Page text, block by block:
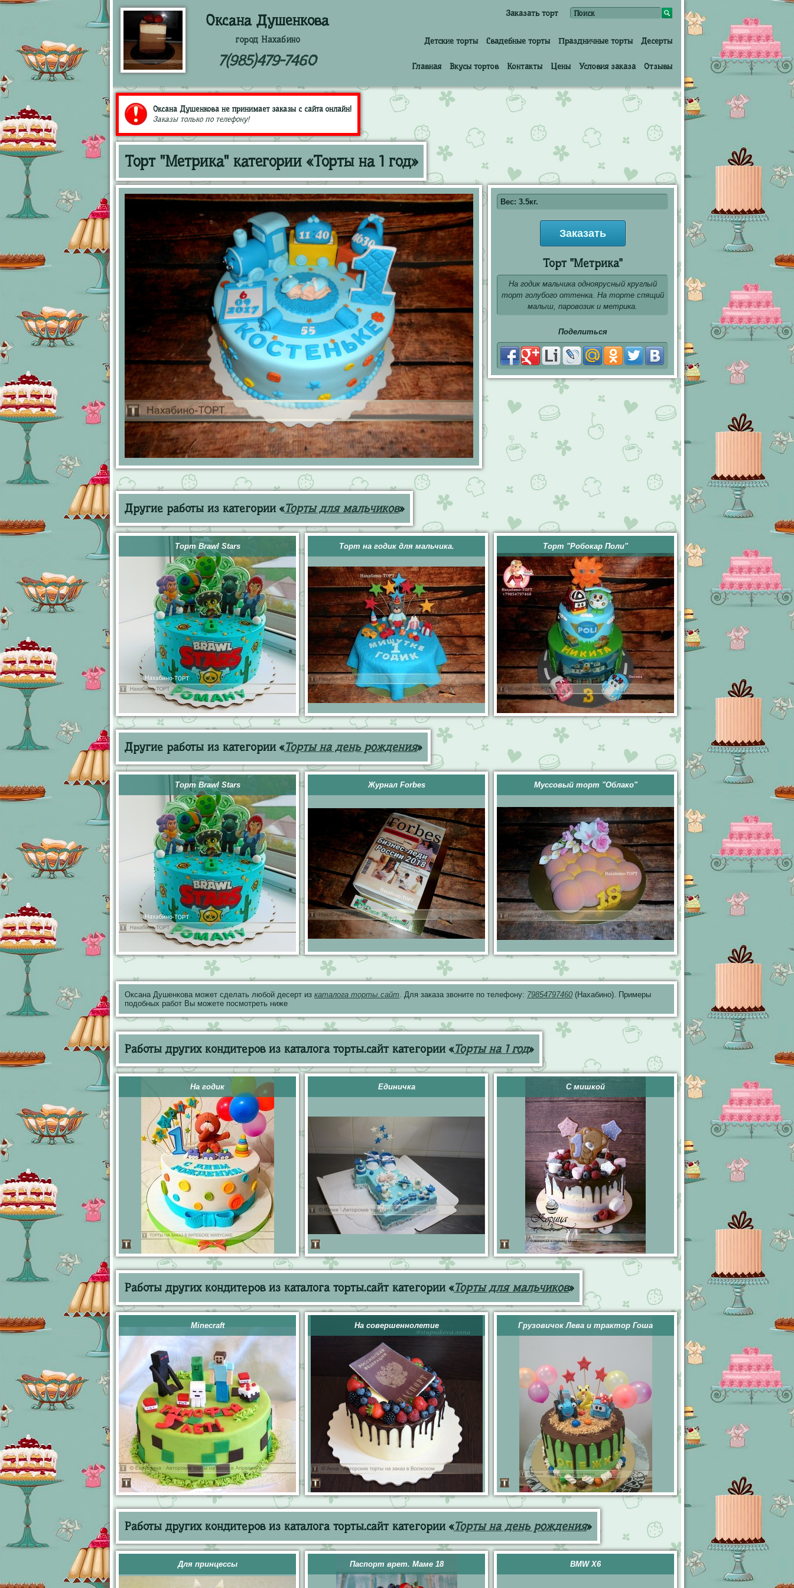
Оксана Душенкова
город Нахабино
7(985)479-7460
Заказать торт
Детские торты Свадебные торты Праздничные торты Десерты
Главная Вкусы тортов Контакты Цены Условия заказа Отзывы
Оксана Душенкова не принимает заказы с сайта онлайн!
Заказы только по телефону!
Торт "Метрика" категории «Торты на 1 год»
Вес: 3.5кг.
Заказать
Торт "Метрика"
На годик мальчика одноярусный круглый
торт голубого оттенка. На торте спящий
малыш, паровозик и метрика.
Поделиться
Другие работы из категории «Торты для мальчиков»
Торт Brawl Stars Торт на годик для мальчика. Торт "Робокар Поли"
Другие работы из категории «Торты на день рождения»
Торт Brawl Stars Журнал Forbes Муссовый торт "Облако"
Оксана Душенкова может сделать любой десерт из каталога торты.сайт. Для заказа звоните по телефону: 79854797460 (Нахабино). Примеры
подобных работ Вы можете посмотреть ниже
Работы других кондитеров из каталога торты.сайт категории «Торты на 1 год»
На годик Единичка С мишкой
Работы других кондитеров из каталога торты.сайт категории «Торты для мальчиков»
Minecraft На совершеннолетие Грузовичок Лева и трактор Гоша
Работы других кондитеров из каталога торты.сайт категории «Торты на день рождения»
Для принцессы Паспорт врет. Маме 18 BMW X6